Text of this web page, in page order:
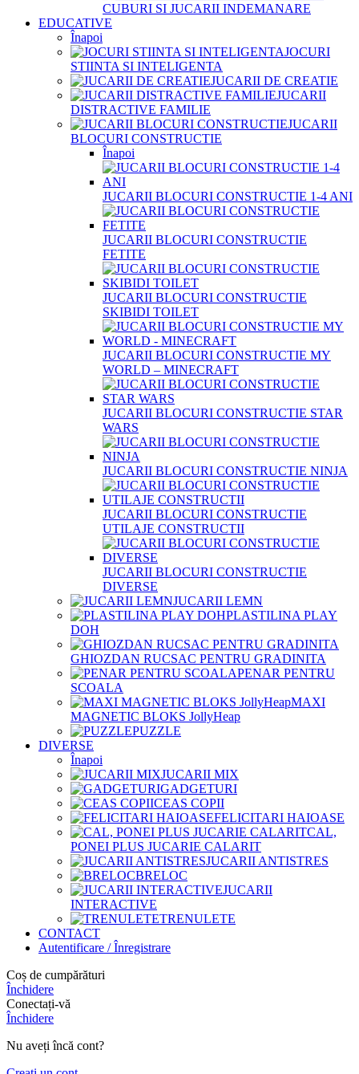
CUBURI SI JUCARII INDEMANARE
EDUCATIVE
Înapoi
JOCURI
STIINTA SI INTELIGENTA
JUCARII DE CREATIE
JUCARII
DISTRACTIVE FAMILIE
JUCARII
BLOCURI CONSTRUCTIE
Înapoi
JUCARII BLOCURI CONSTRUCTIE 1-4 ANI
JUCARII BLOCURI CONSTRUCTIE
FETITE
JUCARII BLOCURI CONSTRUCTIE
SKIBIDI TOILET
JUCARII BLOCURI CONSTRUCTIE MY
WORLD – MINECRAFT
JUCARII BLOCURI CONSTRUCTIE STAR
WARS
JUCARII BLOCURI CONSTRUCTIE NINJA
JUCARII BLOCURI CONSTRUCTIE
UTILAJE CONSTRUCTII
JUCARII BLOCURI CONSTRUCTIE
DIVERSE
JUCARII LEMN
PLASTILINA PLAY
DOH
GHIOZDAN RUCSAC PENTRU GRADINITA
PENAR PENTRU
SCOALA
MAXI
MAGNETIC BLOKS JollyHeap
PUZZLE
DIVERSE
Înapoi
JUCARII MIX
GADGETURI
CEAS COPII
FELICITARI HAIOASE
CAL,
PONEI PLUS JUCARIE CALARIT
JUCARII ANTISTRES
BRELOC
JUCARII
INTERACTIVE
TRENULETE
CONTACT
Autentificare / Înregistrare
Coș de cumpărături
Închidere
Conectați-vă
Închidere
Nu aveți încă cont?